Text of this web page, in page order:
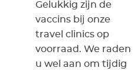
Gelukkig zijn de
vaccins bij onze
travel clinics op
voorraad. We raden
u wel aan om tijdig